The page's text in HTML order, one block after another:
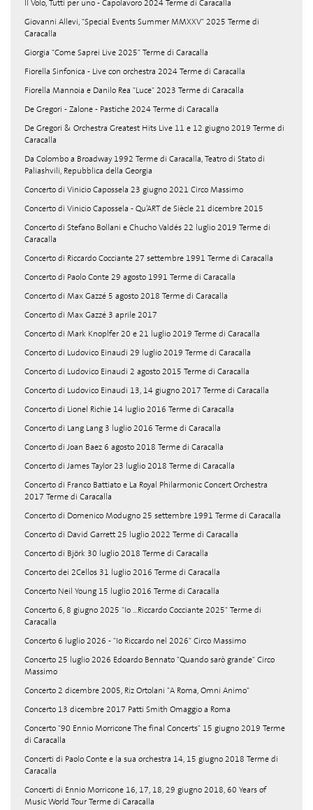
Il Volo, Tutti per uno - Capolavoro 2024 Terme di Caracalla
Giovanni Allevi, "Special Events Summer MMXXV" 2025 Terme di
Caracalla
Giorgia "Come Saprei Live 2025" Terme di Caracalla
Fiorella Sinfonica - Live con orchestra 2024 Terme di Caracalla
Fiorella Mannoia e Danilo Rea "Luce" 2023 Terme di Caracalla
De Gregori - Zalone - Pastiche 2024 Terme di Caracalla
De Gregori & Orchestra Greatest Hits Live 11 e 12 giugno 2019 Terme di
Caracalla
Da Colombo a Broadway 1992 Terme di Caracalla, Teatro di Stato di
Paliashvili, Repubblica della Georgia
Concerto di Vinicio Capossela 23 giugno 2021 Circo Massimo
Concerto di Vinicio Capossela - Qu’ART de Siècle 21 dicembre 2015
Concerto di Stefano Bollani e Chucho Valdés 22 luglio 2019 Terme di
Caracalla
Concerto di Riccardo Cocciante 27 settembre 1991 Terme di Caracalla
Concerto di Paolo Conte 29 agosto 1991 Terme di Caracalla
Concerto di Max Gazzé 5 agosto 2018 Terme di Caracalla
Concerto di Max Gazzé 3 aprile 2017
Concerto di Mark Knoplfer 20 e 21 luglio 2019 Terme di Caracalla
Concerto di Ludovico Einaudi 29 luglio 2019 Terme di Caracalla
Concerto di Ludovico Einaudi 2 agosto 2015 Terme di Caracalla
Concerto di Ludovico Einaudi 13, 14 giugno 2017 Terme di Caracalla
Concerto di Lionel Richie 14 luglio 2016 Terme di Caracalla
Concerto di Lang Lang 3 luglio 2016 Terme di Caracalla
Concerto di Joan Baez 6 agosto 2018 Terme di Caracalla
Concerto di James Taylor 23 luglio 2018 Terme di Caracalla
Concerto di Franco Battiato e La Royal Philarmonic Concert Orchestra
2017 Terme di Caracalla
Concerto di Domenico Modugno 25 settembre 1991 Terme di Caracalla
Concerto di David Garrett 25 luglio 2022 Terme di Caracalla
Concerto di Björk 30 luglio 2018 Terme di Caracalla
Concerto dei 2Cellos 31 luglio 2016 Terme di Caracalla
Concerto Neil Young 15 luglio 2016 Terme di Caracalla
Concerto 6, 8 giugno 2025 "Io ...Riccardo Cocciante 2025" Terme di
Caracalla
Concerto 6 luglio 2026 - "Io Riccardo nel 2026" Circo Massimo
Concerto 25 luglio 2026 Edoardo Bennato "Quando sarò grande" Circo
Massimo
Concerto 2 dicembre 2005, Riz Ortolani "A Roma, Omni Animo"
Concerto 13 dicembre 2017 Patti Smith Omaggio a Roma
Concerto "90 Ennio Morricone The final Concerts" 15 giugno 2019 Terme
di Caracalla
Concerti di Paolo Conte e la sua orchestra 14, 15 giugno 2018 Terme di
Caracalla
Concerti di Ennio Morricone 16, 17, 18, 29 giugno 2018, 60 Years of
Music World Tour Terme di Caracalla